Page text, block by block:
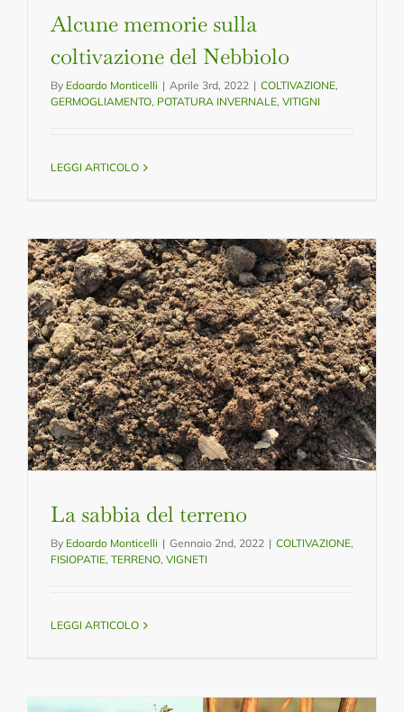
Alcune memorie sulla
coltivazione del Nebbiolo
By Edoardo Monticelli | Aprile 3rd, 2022 | COLTIVAZIONE,
GERMOGLIAMENTO, POTATURA INVERNALE, VITIGNI
LEGGI ARTICOLO
La sabbia del terreno
By Edoardo Monticelli | Gennaio 2nd, 2022 | COLTIVAZIONE,
FISIOPATIE, TERRENO, VIGNETI
LEGGI ARTICOLO